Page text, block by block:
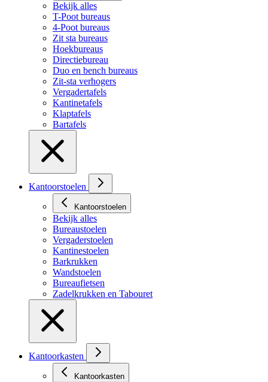
Bekijk alles
T-Poot bureaus
4-Poot bureaus
Zit sta bureaus
Hoekbureaus
Directiebureau
Duo en bench bureaus
Zit-sta verhogers
Vergadertafels
Kantinetafels
Klaptafels
Bartafels
Kantoorstoelen
Kantoorstoelen
Bekijk alles
Bureaustoelen
Vergaderstoelen
Kantinestoelen
Barkrukken
Wandstoelen
Bureaufietsen
Zadelkrukken en Tabouret
Kantoorkasten
Kantoorkasten